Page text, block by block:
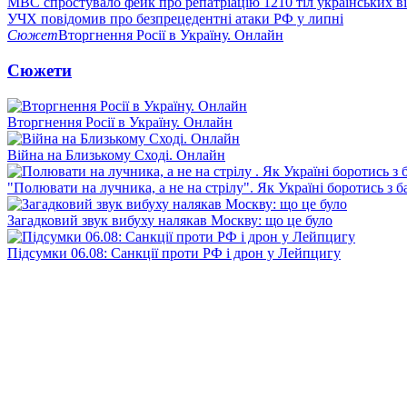
УЧХ повідомив про безпрецедентні атаки РФ у липні
СюжетВторгнення Росії в Україну. Онлайн
Сюжети
Вторгнення Росії в Україну. Онлайн
Війна на Близькому Сході. Онлайн
"Полювати на лучника, а не на стрілу". Як Україні боротись з
Загадковий звук вибуху налякав Москву: що це було
Підсумки 06.08: Санкції проти РФ і дрон у Лейпцигу